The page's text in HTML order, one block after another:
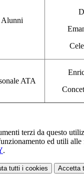
Alunni
ATA
terzi da questo
ed utili
.
tutti i cookies Accetta